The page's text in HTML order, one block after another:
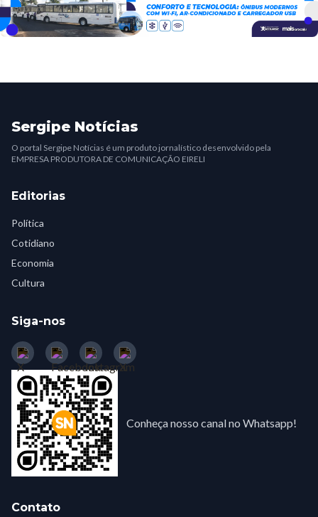
Sergipe Notícias
O portal Sergipe Notícias é um produto jornalístico desenvolvido pela
EMPRESA PRODUTORA DE COMUNICAÇÃO EIRELI
Editorias
Política
Cotidiano
Economia
Cultura
Siga-nos
Conheça nosso canal no Whatsapp!
Contato